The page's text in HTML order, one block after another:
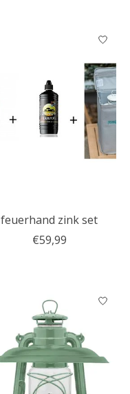
feuerhand zink set
€59,99